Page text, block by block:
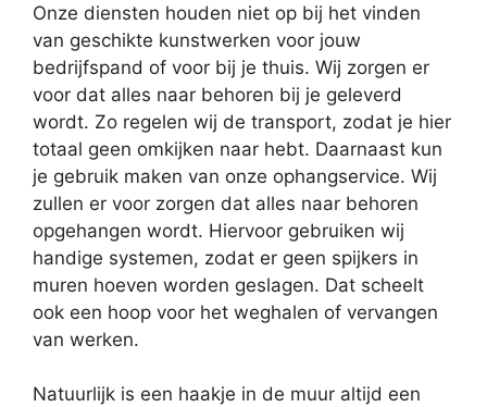
Onze diensten houden niet op bij het vinden
van geschikte kunstwerken voor jouw
bedrijfspand of voor bij je thuis. Wij zorgen er
voor dat alles naar behoren bij je geleverd
wordt. Zo regelen wij de transport, zodat je hier
totaal geen omkijken naar hebt. Daarnaast kun
je gebruik maken van onze ophangservice. Wij
zullen er voor zorgen dat alles naar behoren
opgehangen wordt. Hiervoor gebruiken wij
handige systemen, zodat er geen spijkers in
muren hoeven worden geslagen. Dat scheelt
ook een hoop voor het weghalen of vervangen
van werken.
Natuurlijk is een haakje in de muur altijd een